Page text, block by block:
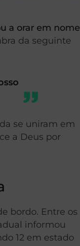
a orar em nome
da seguinte
se uniram em
a Deus por
bordo. Entre os
informou
12 em estado